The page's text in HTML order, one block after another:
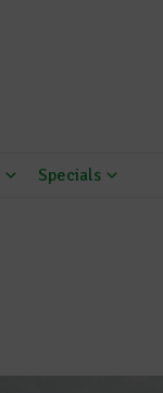
Specials